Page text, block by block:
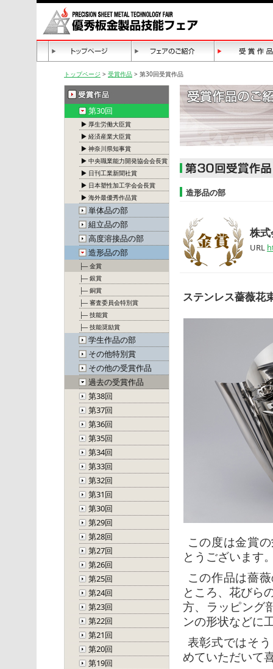
トップページ > 受賞作品 > 第30回受賞作品
造形品の部
株
URL
ステンレス薔薇花
この度は金賞
とうございます
この作品は薔
ところ、花びら
方、ラッピング
ンの形状などに
表彰式ではそ
めていただいて
第30回
▶ 厚生労働大臣賞
▶ 経済産業大臣賞
▶ 神奈川県知事賞
▶ 中央職業能力開発協会会長賞
▶ 日刊工業新聞社賞
▶ 日本塑性加工学会会長賞
▶ 海外最優秀作品賞
単体品の部
組立品の部
高度溶接品の部
造形品の部
├─ 金賞
├─ 銀賞
├─ 銅賞
├─ 審査委員会特別賞
├─ 技能賞
├─ 技能奨励賞
学生作品の部
その他特別賞
その他の受賞作品
過去の受賞作品
第38回
第37回
第36回
第35回
第34回
第33回
第32回
第31回
第30回
第29回
第28回
第27回
第26回
第25回
第24回
第23回
第22回
第21回
第20回
第19回